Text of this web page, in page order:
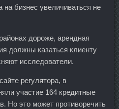
на бизнес увеличиваться не
дороже, арендная
должны казаться клиенту
исследователи.
регулятора, в
участие 164 кредитные
Но это может противоречить